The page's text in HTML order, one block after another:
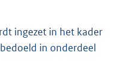
ingezet in het kader
in onderdeel